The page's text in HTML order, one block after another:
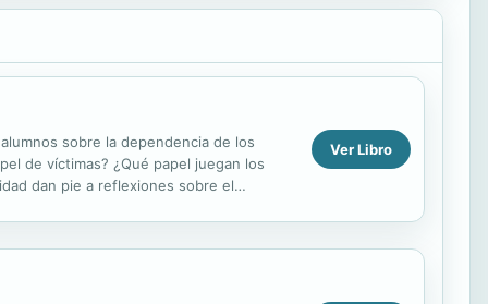
sobre la dependencia de los
de víctimas? ¿Qué papel juegan los
dan pie a reflexiones sobre el
Ver Libro